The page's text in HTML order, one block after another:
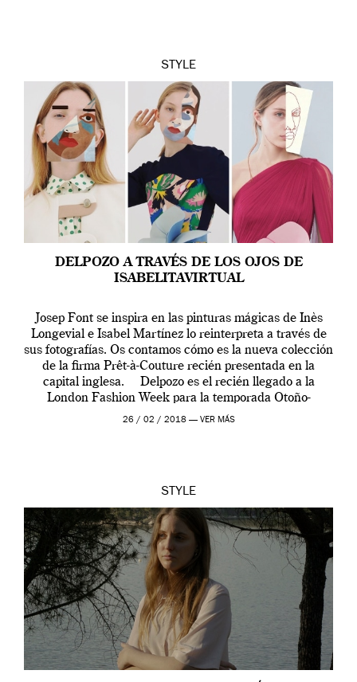
STYLE
DELPOZO A TRAVÉS DE LOS OJOS DE
ISABELITAVIRTUAL
Josep Font se inspira en las pinturas mágicas de Inès
Longevial e Isabel Martínez lo reinterpreta a través de
sus fotografías. Os contamos cómo es la nueva colección
de la firma Prêt-à-Couture recién presentada en la
capital inglesa. Delpozo es el recién llegado a la
London Fashion Week para la temporada Otoño-
Invierno 2018/2019. […]
26 / 02 / 2018 — VER MÁS
STYLE